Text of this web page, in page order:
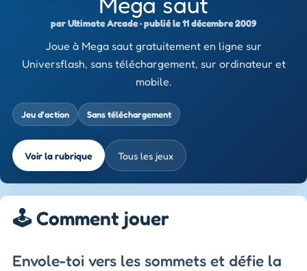
par Ultimate Arcade · publié le 11 décembre 2009
Joue à Mega saut gratuitement en ligne sur
Universflash, sans téléchargement, sur ordinateur et
mobile.
Jeu d’action Sans téléchargement
Voir la rubrique Tous les jeux
🕹️ Comment jouer
Envole-toi vers les sommets et défie la